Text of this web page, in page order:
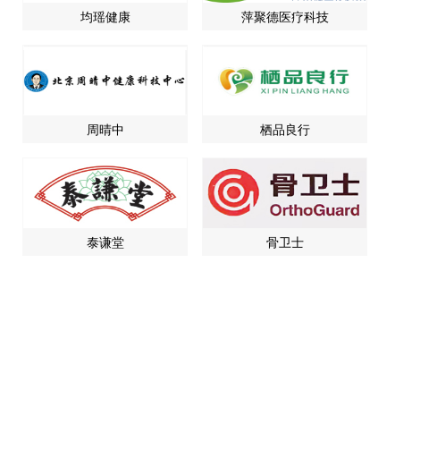
均瑶健康 萍聚德医疗科技
周晴中 栖品良行
泰谦堂 骨卫士